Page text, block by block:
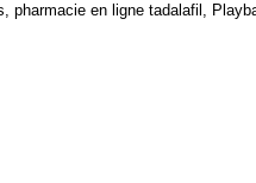
en ligne tadalafil,